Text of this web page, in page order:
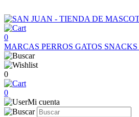
0
MARCAS PERROS GATOS SNACKS
0
0
Mi cuenta